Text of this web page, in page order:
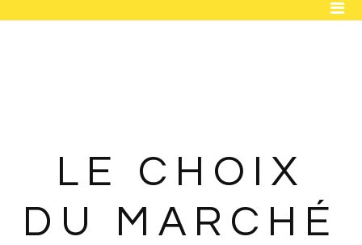
ACCUEIL
ENTREPRISE
OBJETS DÉCO
LE CHOIX
DU MARCHÉ